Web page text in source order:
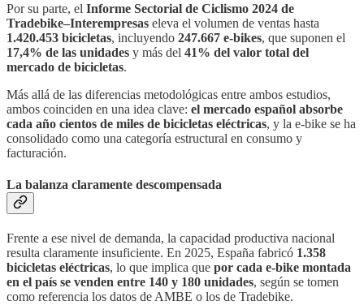
Por su parte, el Informe Sectorial de Ciclismo 2024 de
Tradebike–Interempresas eleva el volumen de ventas hasta
1.420.453 bicicletas, incluyendo 247.667 e-bikes, que suponen el
17,4% de las unidades y más del 41% del valor total del
mercado de bicicletas.
Más allá de las diferencias metodológicas entre ambos estudios,
ambos coinciden en una idea clave: el mercado español absorbe
cada año cientos de miles de bicicletas eléctricas, y la e-bike se ha
consolidado como una categoría estructural en consumo y
facturación.
La balanza claramente descompensada
Frente a ese nivel de demanda, la capacidad productiva nacional
resulta claramente insuficiente. En 2025, España fabricó 1.358
bicicletas eléctricas, lo que implica que por cada e-bike montada
en el país se venden entre 140 y 180 unidades, según se tomen
como referencia los datos de AMBE o los de Tradebike.